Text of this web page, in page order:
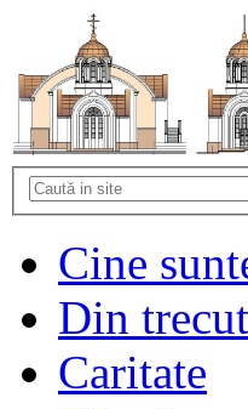
Cine
Din
Caritate